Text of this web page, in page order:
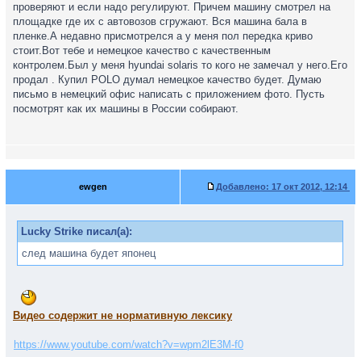
проверяют и если надо регулируют. Причем машину смотрел на
площадке где их с автовозов сгружают. Вся машина бала в
пленке.А недавно присмотрелся а у меня пол передка криво
стоит.Вот тебе и немецкое качество с качественным
контролем.Был у меня hyundai solaris то кого не замечал у него.Его
продал . Купил POLO думал немецкое качество будет. Думаю
письмо в немецкий офис написать с приложением фото. Пусть
посмотрят как их машины в России собирают.
ewgen Добавлено: 17 окт 2012, 12:14
Lucky Strike писал(а):
след машина будет японец
Видео содержит не нормативную лексику
https://www.youtube.com/watch?v=wpm2lE3M-f0